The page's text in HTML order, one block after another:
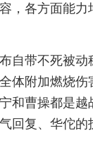
，各方面能力
自带不死被动
体附加燃烧伤
和曹操都是越
回复、华佗的